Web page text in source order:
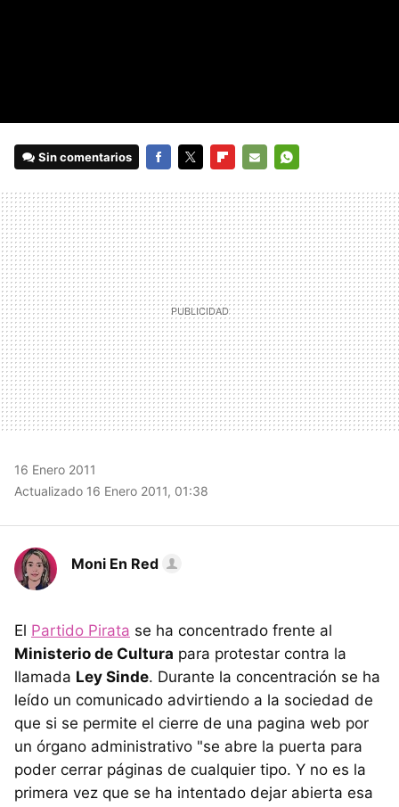
Sin comentarios
MAIL
16 Enero 2011
Actualizado 16 Enero 2011, 01:38
Moni En Red
El Partido Pirata se ha concentrado frente al
Ministerio de Cultura para protestar contra la
llamada Ley Sinde. Durante la concentración se ha
leído un comunicado advirtiendo a la sociedad de
que si se permite el cierre de una pagina web por
un órgano administrativo "se abre la puerta para
poder cerrar páginas de cualquier tipo. Y no es la
primera vez que se ha intentado dejar abierta esa